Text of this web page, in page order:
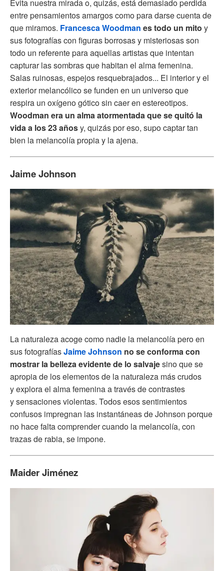
Evita nuestra mirada o, quizás, está demasiado perdida
entre pensamientos amargos como para darse cuenta de
que miramos. Francesca Woodman es todo un mito y
sus fotografías con figuras borrosas y misteriosas son
todo un referente para aquellas artistas que intentan
capturar las sombras que habitan el alma femenina.
Salas ruinosas, espejos resquebrajados... El interior y el
exterior melancólico se funden en un universo que
respira un oxígeno gótico sin caer en estereotipos.
Woodman era un alma atormentada que se quitó la
vida a los 23 añosy, quizás por eso, supo captar tan
bien la melancolía propia y la ajena.
Jaime Johnson
La naturaleza acoge como nadie la melancolía pero en
sus fotografíasJaime Johnson no se conforma con
mostrar la belleza evidente de lo salvajesino que se
apropia de los elementos de la naturaleza más crudos
y explora el alma femenina a través de contrastes
y sensaciones violentas. Todos esos sentimientos
confusos impregnan las instantáneas de Johnson porque
no hace falta comprender cuando la melancolía, con
trazas de rabia, se impone.
Maider Jiménez